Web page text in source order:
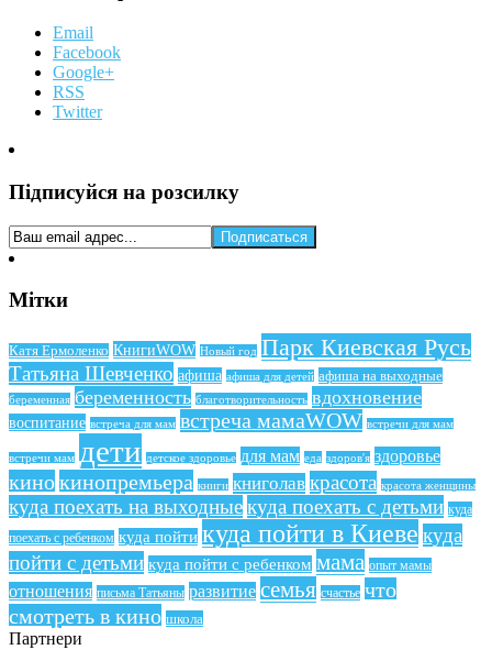
Email
Facebook
Google+
RSS
Twitter
Підписуйся на розсилку
Мітки
Катя Ермоленко КнигиWOW Новый год Парк Киевская Русь
Татьяна Шевченко афиша афиша для детей афиша на выходные
беременная беременность благотворительность вдохновение
воспитание встреча для мам встреча мамаWOW встречи для мам
встречи мам дети детское здоровье для мам еда здоров'я здоровье
кинокинопремьера книги книголав красота красота женщины
куда поехать на выходныекуда поехать с детьми куда
поехать с ребенком куда пойти куда пойти в Киеве куда
пойти с детьми куда пойти с ребенком мама опыт мамы
отношения письма Татьяны развитие семья счастье что
смотреть в кино школа
Партнери